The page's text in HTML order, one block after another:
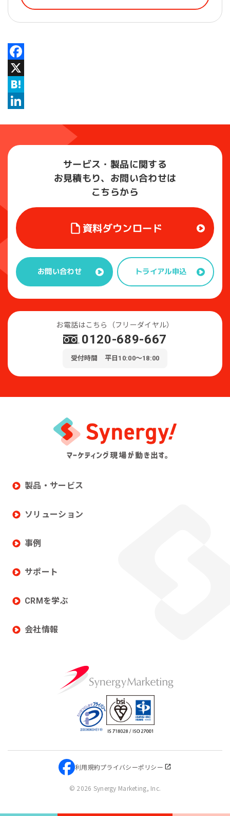
Facebook
Hatena
サービス・製品に関する
お見積もり、お問い合わせは
こちらから
資料ダウンロード
お問い合わせ トライアル申込
お電話はこちら（フリーダイヤル）
0120-689-667
受付時間 平日10:00～18:00
製品・サービス
ソリューション
事例
サポート
CRMを学ぶ
会社情報
利用規約プライバシーポリシー
© 2026 Synergy Marketing, Inc.